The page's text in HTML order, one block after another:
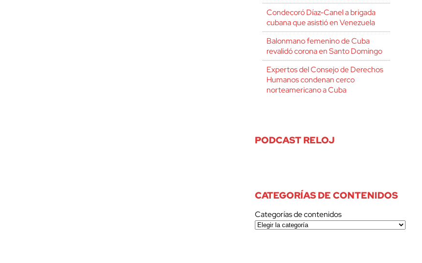
Condecoró Díaz-Canel a brigada
cubana que asistió en Venezuela
Balonmano femenino de Cuba
revalidó corona en Santo Domingo
Expertos del Consejo de Derechos
Humanos condenan cerco
norteamericano a Cuba
PODCAST RELOJ
CATEGORÍAS DE CONTENIDOS
Categorías de contenidos